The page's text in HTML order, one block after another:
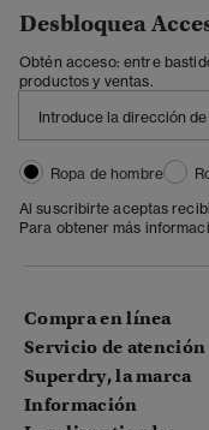
Desbloquea
Obtén acceso: entre
productos y ventas.
Ropa de hombre
Al suscribirte aceptas
Para obtener más
Compra en línea
Servicio de
Superdry, la marca
Información